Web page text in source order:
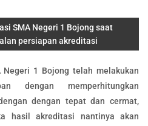
SMA Negeri 1 Bojong saat
persiapan akreditasi
Negeri 1 Bojong telah melakukan
dengan memperhitungkan
dengan tepat dan cermat,
hasil akreditasi nantinya akan